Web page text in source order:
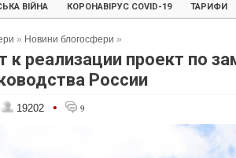
ВІЙНА КОРОНАВІРУС COVID-19 ТАРИФИ
» Новини блогосфери »
к реализации проект по
России
19202 • 9